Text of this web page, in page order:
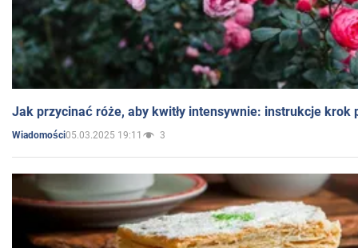
Jak przycinać róże, aby kwitły intensywnie: instrukcje krok
Wiadomości05.03.2025 19:11 3